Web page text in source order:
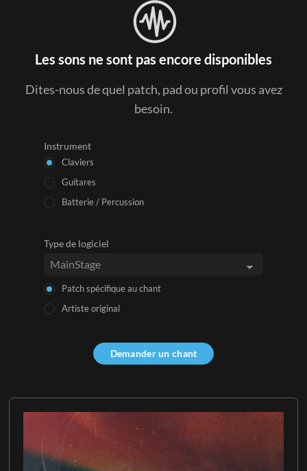
Les sons ne sont pas encore disponibles
Dites-nous de quel patch, pad ou profil vous avez
besoin.
Instrument
Claviers
Guitares
Batterie / Percussion
Type de logiciel
Patch spécifique au chant
Artiste original
Demander un chant